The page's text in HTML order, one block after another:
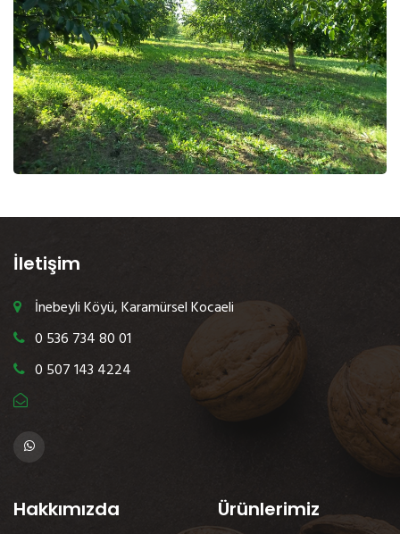
İletişim
İnebeyli Köyü, Karamürsel Kocaeli
0 536 734 80 01
0 507 143 4224
Hakkımızda Ürünlerimiz